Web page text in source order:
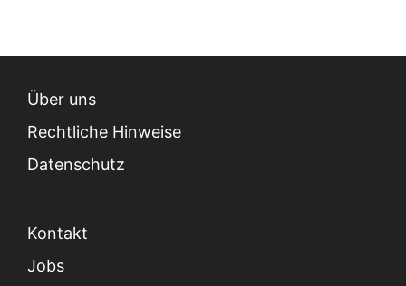
Über uns
Rechtliche Hinweise
Datenschutz
Kontakt
Jobs